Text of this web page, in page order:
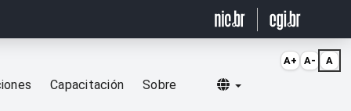
Capacitación Sobre Selecionar idioma
A+ A- A